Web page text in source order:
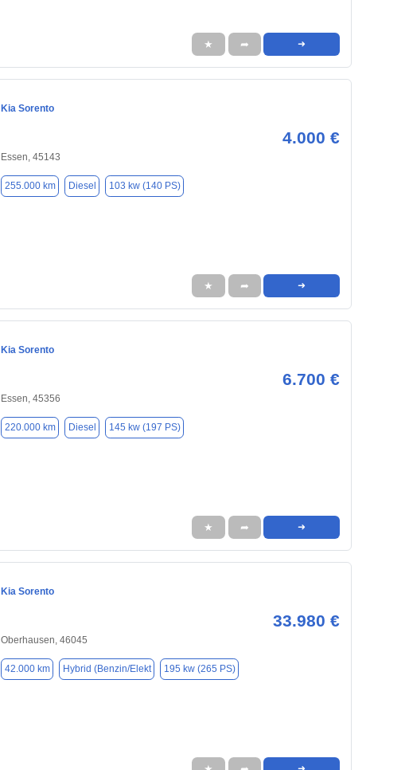
★ ➦ ➜
Kia Sorento
4.000 €
Essen, 45143
255.000 km Diesel 103 kw (140 PS)
★ ➦ ➜
Kia Sorento
6.700 €
Essen, 45356
220.000 km Diesel 145 kw (197 PS)
★ ➦ ➜
Kia Sorento
33.980 €
Oberhausen, 46045
42.000 km Hybrid (Benzin/Elekt 195 kw (265 PS)